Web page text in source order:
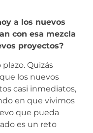
a los nuevos
con esa mezcla
proyectos?
Quizás
los nuevos
casi inmediatos,
en que vivimos
que pueda
es un reto